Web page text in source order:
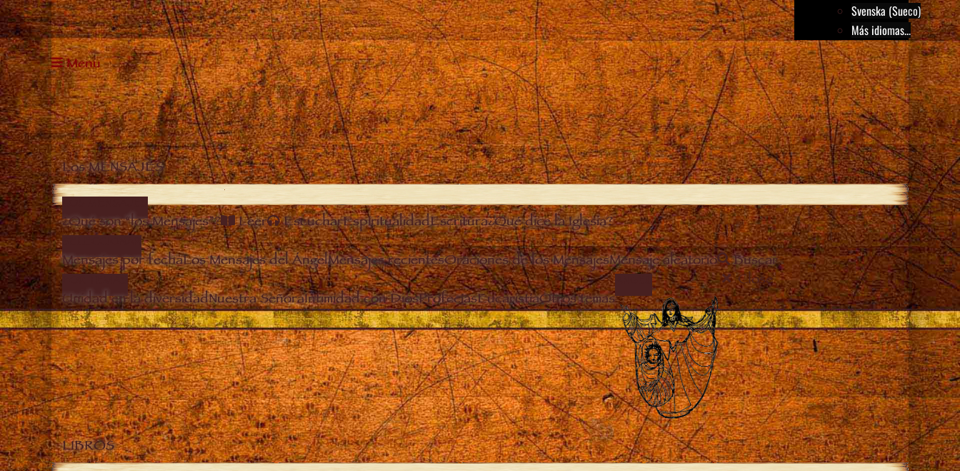
Svenska (Sueco)
Más idiomas...
Menu
Los MENSAJES
¿Qué son “los Mensajes”? Leer EscucharEspiritualidadEscritura¿Qué dice la Iglesia?
Mensajes por fechaLos Mensajes del ÁngelMensajes recientesOraciones de los MensajesMensaje aleatorio Buscar
Unidad en la diversidadNuestra SeñoraIntimidad con DiosProfecíasEucaristíaOtros temas
Close
LIBROS